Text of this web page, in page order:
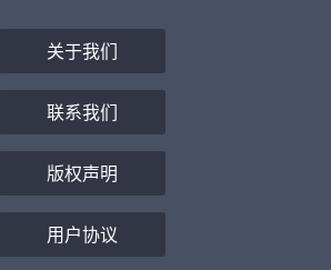
关于我们
联系我们
版权声明
用户协议